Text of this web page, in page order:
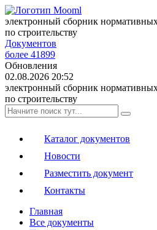
электронный сборник
по строительству
Документов
более 41899
Обновления
02.08.2026 20:52
электронный сборник
по строительству
Каталог документов
Новости
Разместить документ
Контакты
Главная
Все документы